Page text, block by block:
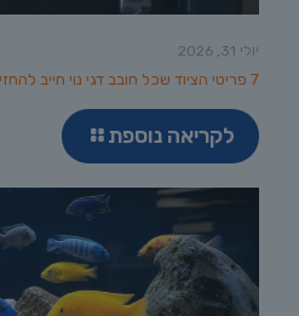
יולי 31, 2026
7 פריטי הציוד שכל חובב דגי נוי חייב להחזיק בבית
לקריאה נוספת